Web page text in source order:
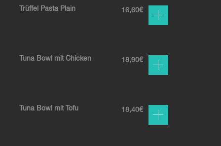
Trüffel Pasta Plain 16,60€
Tuna Bowl mit Chicken 18,90€
Tuna Bowl mit Tofu 18,40€